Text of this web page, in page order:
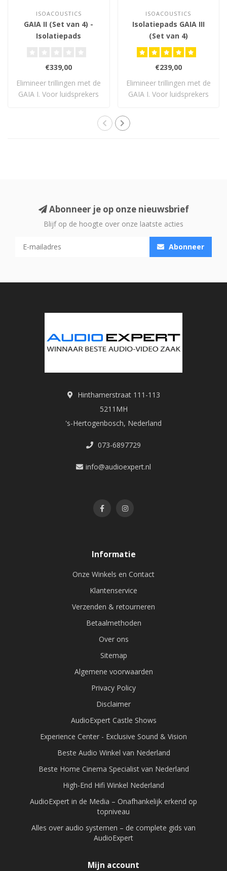
ISOACOUSTICS
GAIA II (Set van 4) -
Isolatiepads
€339,00
Elimineer trillingen met de
GAIA I. Voor luidsprekers
ISOACOUSTICS
Isolatiepads GAIA III
(Set van 4)
€239,00
Elimineer trillingen met de
GAIA I. Voor luidsprekers
Abonneer je op onze nieuwsbrief
Blijf op de hoogte over onze laatste acties
Abonneer
Hinthamerstraat 111-113
5211MH
's-Hertogenbosch, Nederland
073-6897729
info@audioexpert.nl
Informatie
Onze Winkels en Contact
Klantenservice
Verzenden & retourneren
Betaalmethoden
Over ons
Sitemap
Algemene voorwaarden
Privacy Policy
Disclaimer
AudioExpert Castle Shows
Experience Center - Exclusive Sound & Vision
Beste Audio Winkel van Nederland
Beste Home Cinema Specialist van Nederland
High-End Hifi Winkel Nederland
AudioExpert in de Media – Onafhankelijk erkend op
topniveau
Alles over audio systemen – de complete gids van
AudioExpert
Mijn account